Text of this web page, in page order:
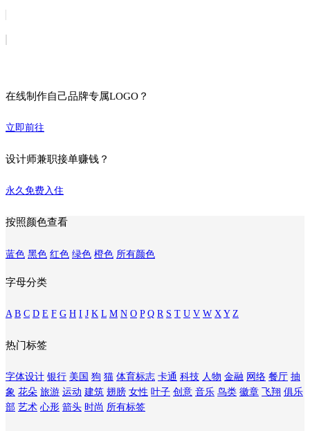
在线制作自己品牌专属LOGO？
立即前往
设计师兼职接单赚钱？
永久免费入住
按照颜色查看
蓝色 黑色 红色 绿色 橙色 所有颜色
字母分类
A B C D E F G H I J K L M N O P Q R S T U V W X Y Z
热门标签
字体设计 银行 美国 狗 猫 体育标志 卡通 科技 人物 金融 网络 餐厅 抽
象 花朵 旅游 运动 建筑 翅膀 女性 叶子 创意 音乐 鸟类 徽章 飞翔 俱乐
部 艺术 心形 箭头 时尚 所有标签